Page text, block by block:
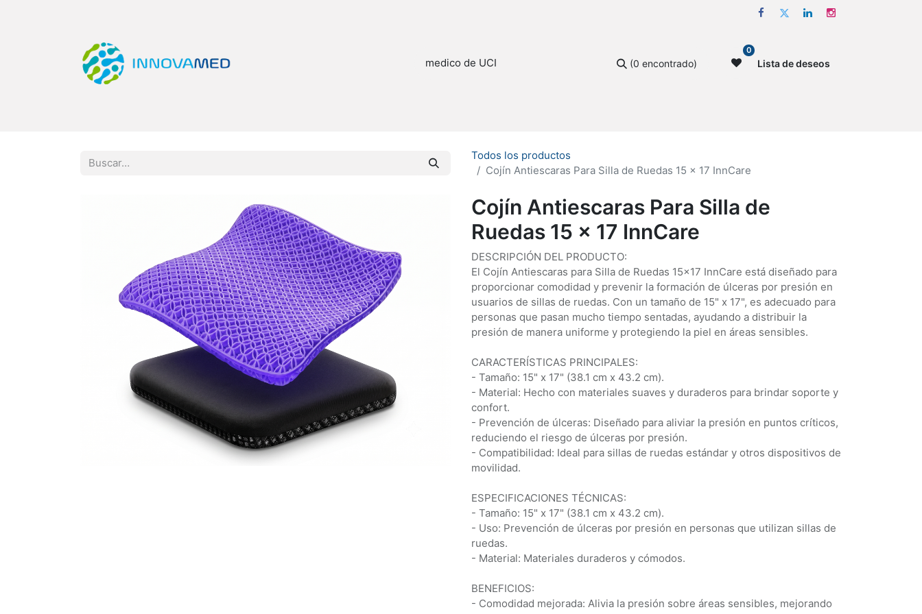
(0 encontrado)
0
Lista de deseos
Todos los productos
Cojín Antiescaras Para Silla de Ruedas 15 x 17 InnCare
Cojín Antiescaras Para Silla de
Ruedas 15 x 17 InnCare
DESCRIPCIÓN DEL PRODUCTO:
El Cojín Antiescaras para Silla de Ruedas 15x17 InnCare está diseñado para
proporcionar comodidad y prevenir la formación de úlceras por presión en
usuarios de sillas de ruedas. Con un tamaño de 15" x 17", es adecuado para
personas que pasan mucho tiempo sentadas, ayudando a distribuir la
presión de manera uniforme y protegiendo la piel en áreas sensibles.
CARACTERÍSTICAS PRINCIPALES:
- Tamaño: 15" x 17" (38.1 cm x 43.2 cm).
- Material: Hecho con materiales suaves y duraderos para brindar soporte y
confort.
- Prevención de úlceras: Diseñado para aliviar la presión en puntos críticos,
reduciendo el riesgo de úlceras por presión.
- Compatibilidad: Ideal para sillas de ruedas estándar y otros dispositivos de
movilidad.
ESPECIFICACIONES TÉCNICAS:
- Tamaño: 15" x 17" (38.1 cm x 43.2 cm).
- Uso: Prevención de úlceras por presión en personas que utilizan sillas de
ruedas.
- Material: Materiales duraderos y cómodos.
BENEFICIOS:
- Comodidad mejorada: Alivia la presión sobre áreas sensibles, mejorando